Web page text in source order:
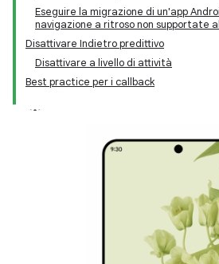
Eseguire la migrazione di un'app
navigazione a ritroso non supportate
Disattivare Indietro predittivo
Disattivare a livello di attività
Best practice per i callback